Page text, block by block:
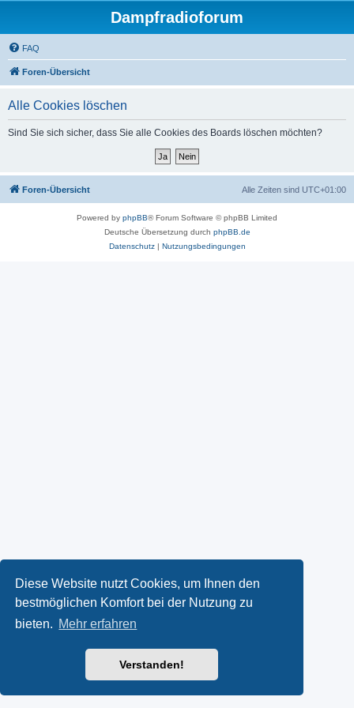
Diese Website nutzt Cookies, um Ihnen den
bestmöglichen Komfort bei der Nutzung zu
bieten. Mehr erfahren
Verstanden!
Dampfradioforum
FAQ
Foren-Übersicht
Alle Cookies löschen
Sind Sie sich sicher, dass Sie alle Cookies des Boards löschen möchten?
Foren-Übersicht Alle Zeiten sind UTC+01:00
Powered by phpBB® Forum Software © phpBB Limited
Deutsche Übersetzung durch phpBB.de
Datenschutz| Nutzungsbedingungen